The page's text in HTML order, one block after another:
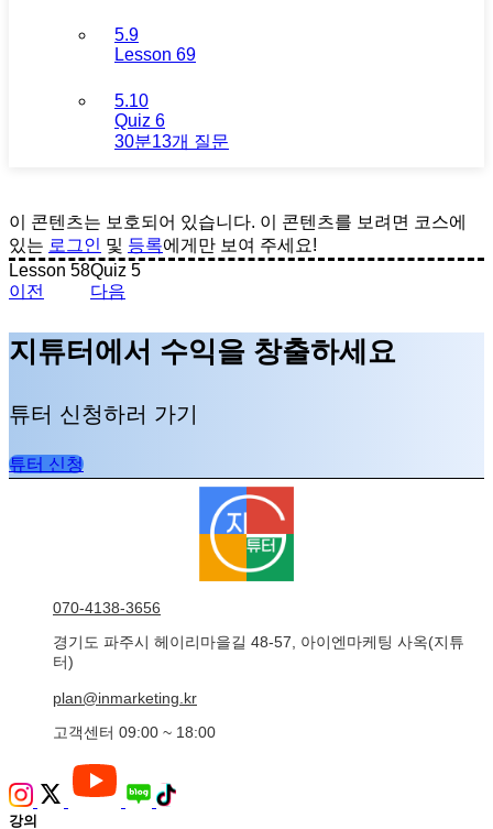
5.9
Lesson 69
5.10
Quiz 6
30분13개 질문
이 콘텐츠는 보호되어 있습니다. 이 콘텐츠를 보려면 코스에
있는 로그인 및 등록에게만 보여 주세요!
Lesson 58
이전
Quiz 5
다음
지튜터에서 수익을 창출하세요
튜터 신청하러 가기
튜터 신청
070-4138-3656
경기도 파주시 헤이리마을길 48-57, 아이엔마케팅 사옥(지튜
터)
plan@inmarketing.kr
고객센터 09:00 ~ 18:00
강의